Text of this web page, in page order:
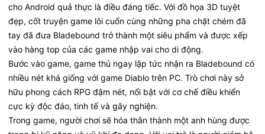
cho Android quả thực là điều đáng tiếc. Với đồ họa 3D tuyệt
đẹp, cốt truyện game lôi cuốn cùng những pha chặt chém đã
tay đã đưa Bladebound trở thành một siêu phẩm và được xếp
vào hàng top của các game nhập vai cho di động.
Bước vào game, game thủ ngay lập tức nhận ra Bladebound có
nhiều nét khá giống với game Diablo trên PC. Trò chơi này sở
hữu phong cách RPG đậm nét, nổi bật với cơ chế điều khiển
cực kỳ độc đáo, tinh tế và gây nghiện.
Trong game, người chơi sẽ hóa thân thành một anh hùng được